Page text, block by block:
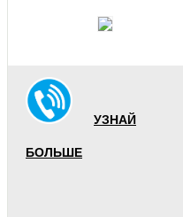
УЗНАЙ
БОЛЬШЕ